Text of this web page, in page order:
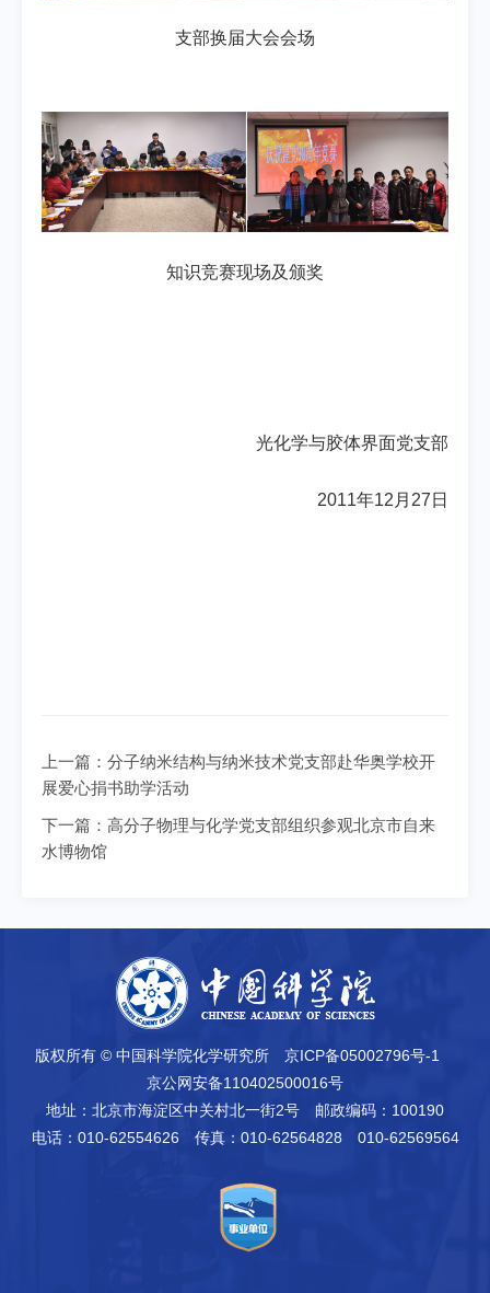
支部换届大会会场
知识竞赛现场及颁奖
光化学与胶体界面党支部
2011年12月27日
上一篇： 分子纳米结构与纳米技术党支部赴华奥学校开
展爱心捐书助学活动
下一篇： 高分子物理与化学党支部组织参观北京市自来
水博物馆
版权所有 © 中国科学院化学研究所
京ICP备05002796号-1
京公网安备110402500016号
地址：北京市海淀区中关村北一街2号
邮政编码：100190
电话：010-62554626
传真：010-62564828 010-62569564